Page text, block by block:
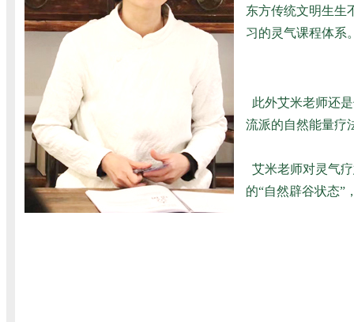
东方传统文明生生
习的灵气课程体系
此外艾米老师还
流派的自然能量疗
艾米老师对灵气
的“自然辟谷状态”